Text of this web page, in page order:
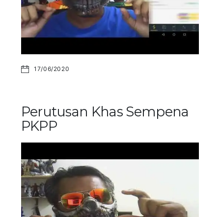
17/06/2020
Perutusan Khas Sempena
PKPP